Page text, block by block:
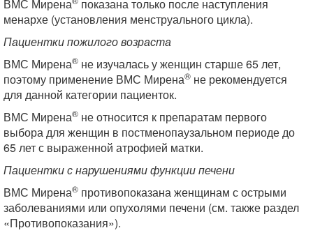
ВМС Мирена
показана только после наступления
менархе (установления менструального цикла).
Пациентки пожилого возраста
ВМС Мирена® не изучалась у женщин старше 65 лет,
поэтому применение ВМС Мирена® не рекомендуется
для данной категории пациенток.
ВМС Мирена® не относится к препаратам первого
выбора для женщин в постменопаузальном периоде до
65 лет с выраженной атрофией матки.
Пациентки с нарушениями функции печени
ВМС Мирена® противопоказана женщинам с острыми
заболеваниями или опухолями печени (см. также раздел
«Противопоказания»).